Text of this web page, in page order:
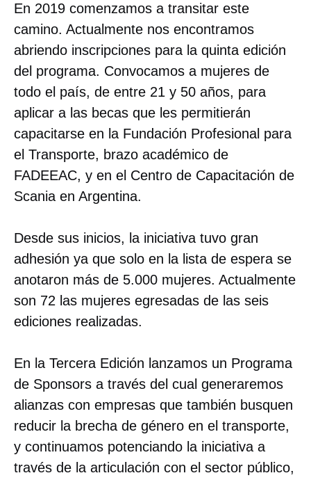
En 2019 comenzamos a transitar este
camino. Actualmente nos encontramos
abriendo inscripciones para la quinta edición
del programa. Convocamos a mujeres de
todo el país, de entre 21 y 50 años, para
aplicar a las becas que les permitierán
capacitarse en la Fundación Profesional para
el Transporte, brazo académico de
FADEEAC, y en el Centro de Capacitación de
Scania en Argentina.
Desde sus inicios, la iniciativa tuvo gran
adhesión ya que solo en la lista de espera se
anotaron más de 5.000 mujeres. Actualmente
son 72 las mujeres egresadas de las seis
ediciones realizadas.
En la Tercera Edición lanzamos un Programa
de Sponsors a través del cual generaremos
alianzas con empresas que también busquen
reducir la brecha de género en el transporte,
y continuamos potenciando la iniciativa a
través de la articulación con el sector público,